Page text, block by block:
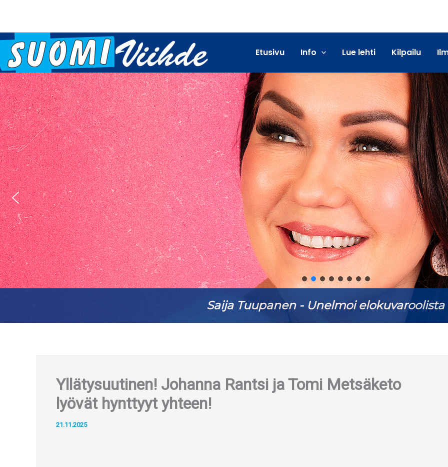
Etusivu Info Lue lehti Kilpailu
Saija Tuupanen - Unelmoi elokuvaroolista
Yllätysuutinen! Johanna Rantsi ja Tomi Metsäketo
lyövät hynttyyt yhteen!
21.11.2025